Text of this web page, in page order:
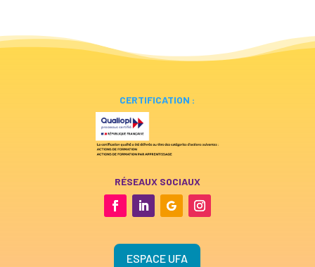
CERTIFICATION :
RÉSEAUX SOCIAUX
ESPACE UFA